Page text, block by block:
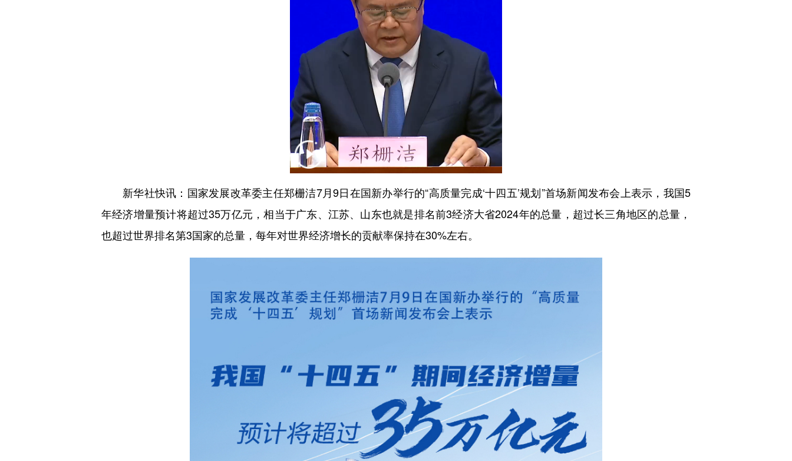
新华社快讯：国家发展改革委主任郑栅洁7月9日在国新办举行的“高质量完成‘十四五’规划”首场新闻发布会上表示，我国5
年经济增量预计将超过35万亿元，相当于广东、江苏、山东也就是排名前3经济大省2024年的总量，超过长三角地区的总量，
也超过世界排名第3国家的总量，每年对世界经济增长的贡献率保持在30%左右。